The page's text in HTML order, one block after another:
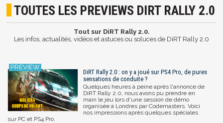
TOUTES LES PREVIEWS DIRT RALLY 2.0
Tout sur DiRT Rally 2.0.
Les infos, actualités, vidéos et astuces ou soluces de DiRT Rally 2.0
DiRT Rally 2.0 : on y a joué sur PS4 Pro, de pures
sensations de conduite ?
Quelques heures à peine après l'annonce de
DiRT Rally 2.0, nous avons pu prendre en
main le jeu lors d'une session de démo
organisée à Londres par Codemasters. Voici
nos impressions après quelques spéciales
sur PC et PS4 Pro.